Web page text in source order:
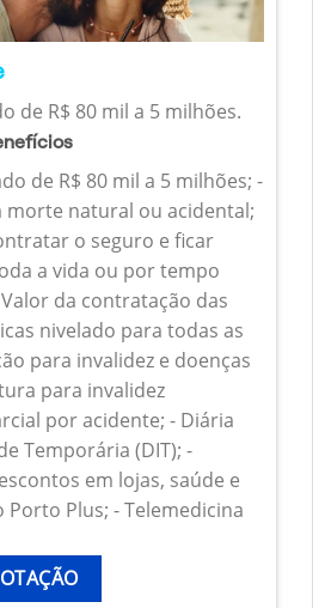
de R$ 80 mil a 5 milhões.
de R$ 80 mil a 5 milhões; -
morte natural ou acidental;
o seguro e ficar
a vida ou por tempo
da contratação das
nivelado para todas as
para invalidez e doenças
para invalidez
por acidente; - Diária
Temporária (DIT); -
em lojas, saúde e
Porto Plus; - Telemedicina